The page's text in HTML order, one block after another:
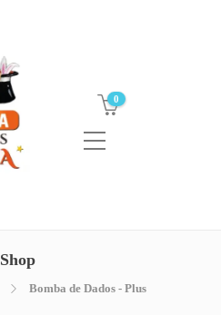
0
Shop
Bomba de Dados - Plus